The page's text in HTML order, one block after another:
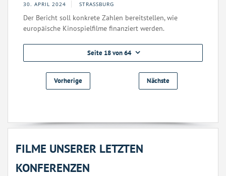
30. APRIL 2024 STRASSBURG
Der Bericht soll konkrete Zahlen bereitstellen, wie
europäische Kinospielfilme finanziert werden.
Seite 18 von 64
Vorherige Nächste
FILME UNSERER LETZTEN
KONFERENZEN